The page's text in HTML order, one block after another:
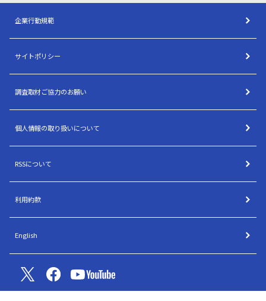
企業行動規範
サイトポリシー
調査取材ご協力のお願い
個人情報の取り扱いについて
RSSについて
利用約款
English